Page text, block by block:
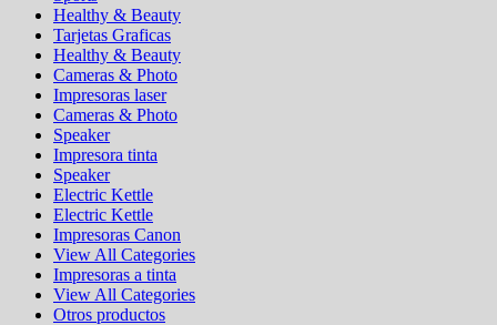
Healthy & Beauty
Tarjetas Graficas
Healthy & Beauty
Cameras & Photo
Impresoras laser
Cameras & Photo
Speaker
Impresora tinta
Speaker
Electric Kettle
Electric Kettle
Impresoras Canon
View All Categories
Impresoras a tinta
View All Categories
Otros productos